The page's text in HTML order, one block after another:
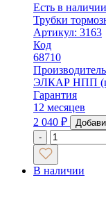
Есть в наличии
Трубки
Артикул: 3163
Код
68710
Производитель
ЭЛКАР НПП
Гарантия
12 месяцев
2 040 ₽
-
В наличии